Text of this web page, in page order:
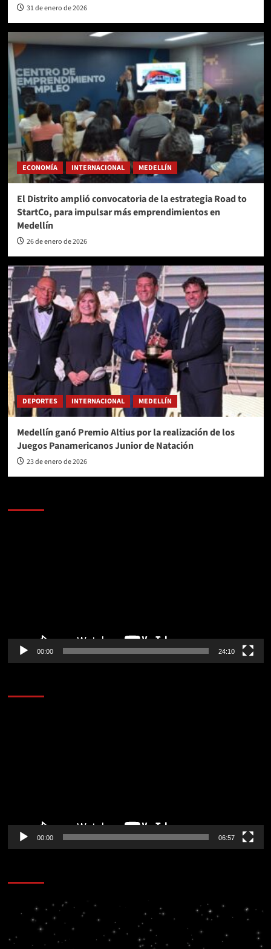
31 de enero de 2026
ECONOMÍA INTERNACIONAL MEDELLÍN
El Distrito amplió convocatoria de la estrategia Road to
StartCo, para impulsar más emprendimientos en
Medellín
26 de enero de 2026
DEPORTES INTERNACIONAL MEDELLÍN
Medellín ganó Premio Altius por la realización de los
Juegos Panamericanos Junior de Natación
23 de enero de 2026
00:00 24:10
00:00 06:57
Reproductor
vídeo